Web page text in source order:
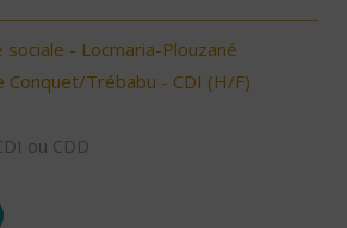
sociale - Locmaria-Plouzané
Conquet/Trébabu - CDI (H/F)
ou CDD